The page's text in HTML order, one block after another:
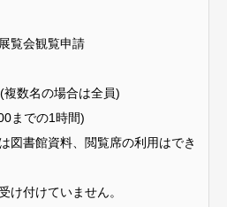
覧会観覧申請
数名の場合は全員)
までの1時間)
図書館資料、閲覧席の利用はでき
け付けていません。